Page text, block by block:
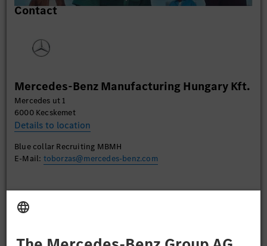
content that may collect data about your activity.
Contact
Mercedes-Benz Manufacturing Hungary Kft.
Mercedes ut 1
6000 Kecskemet
Details to location
Blue collar Recruiting MBMH
E-Mail: toborzas@mercedes-benz.com